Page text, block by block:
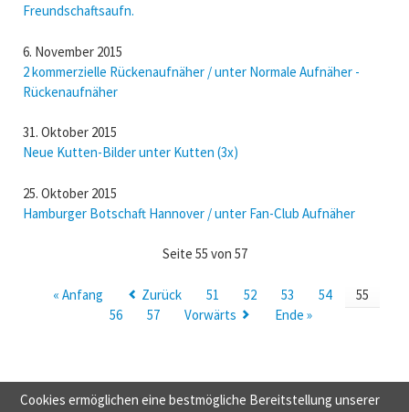
Freundschaftsaufn.
6. November 2015
2 kommerzielle Rückenaufnäher / unter Normale Aufnäher -
Rückenaufnäher
31. Oktober 2015
Neue Kutten-Bilder unter Kutten (3x)
25. Oktober 2015
Hamburger Botschaft Hannover / unter Fan-Club Aufnäher
Seite 55 von 57
« Anfang Zurück 51 52 53 54
55
56
57 Vorwärts Ende »
Cookies ermöglichen eine bestmögliche Bereitstellung unserer